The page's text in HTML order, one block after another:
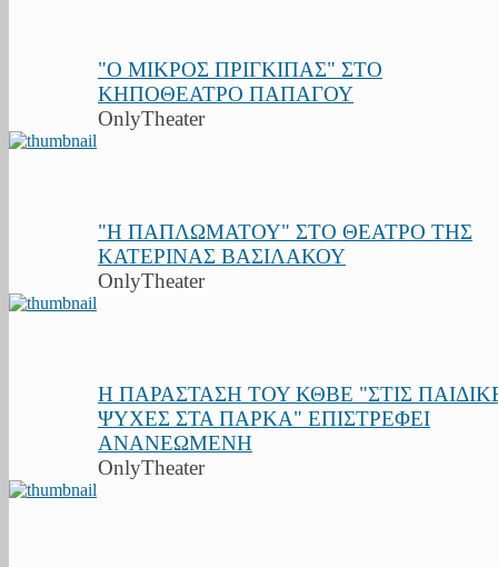
"Ο ΜΙΚΡΟΣ ΠΡΙΓΚΙΠΑΣ" ΣΤΟ
ΚΗΠΟΘΕΑΤΡΟ ΠΑΠΑΓΟΥ
OnlyTheater
"Η ΠΑΠΛΩΜΑΤΟΥ" ΣΤΟ ΘΕΑΤΡΟ ΤΗΣ
ΚΑΤΕΡΙΝΑΣ ΒΑΣΙΛΑΚΟΥ
OnlyTheater
Η ΠΑΡΑΣΤΑΣΗ ΤΟΥ ΚΘΒΕ "ΣΤΙΣ
ΨΥΧΕΣ ΣΤΑ ΠΑΡΚΑ" ΕΠΙΣΤΡΕΦΕΙ
ΑΝΑΝΕΩΜΕΝΗ
OnlyTheater